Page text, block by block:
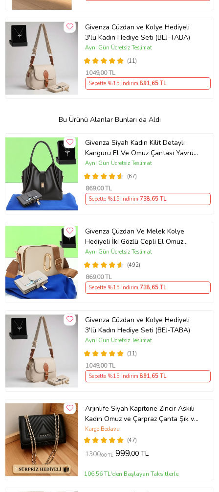
Givenza Cüzdan ve Kolye Hediyeli
3'lü Kadın Hediye Seti (BEJ-TABA)
(11)
Aynı Gün Ücretsiz Teslimat
1049,00 TL
Sepette %15 İndirim 891,65 TL
Bu Ürünü Alanlar Bunları da Aldı
Givenza Siyah Kadın Kilit Detaylı
Kanguru El Ve Omuz Çantası Yavru
Çantalı Cüzdan Ve Kolye Hediyeli
(67)
Aynı Gün Ücretsiz Teslimat
869,00 TL
Sepette %15 İndirim 738,65 TL
Givenza Çüzdan Ve Melek Kolye
Hediyeli İki Gözlü Cepli El Omuz
Çanta (Krem)
(492)
Aynı Gün Ücretsiz Teslimat
869,00 TL
Sepette %15 İndirim 738,65 TL
Givenza Cüzdan ve Kolye Hediyeli
3'lü Kadın Hediye Seti (BEJ-TABA)
(11)
Aynı Gün Ücretsiz Teslimat
1049,00 TL
Sepette %15 İndirim 891,65 TL
Arjınlıfe Siyah Kapitone Zincir Askılı
Kadın Omuz ve Çarpraz Çanta Şık ve
Günlük kullanım.
(47)
Kargo Bedava
1300,00 TL 999,00 TL
106,56 TL'den Başlayan Taksitlerle